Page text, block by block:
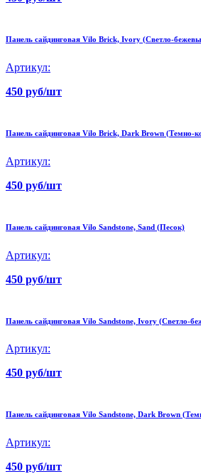
Панель сайдинговая Vilo Brick, Ivory (Светло-
Артикул:
450 руб/шт
Панель сайдинговая Vilo Brick, Dark Brown (Темно-
Артикул:
450 руб/шт
Панель сайдинговая Vilo Sandstone, Sand (Песок)
Артикул:
450 руб/шт
Панель сайдинговая Vilo Sandstone, Ivory (Светло-
Артикул:
450 руб/шт
Панель сайдинговая Vilo Sandstone, Dark Brown
Артикул:
450 руб/шт